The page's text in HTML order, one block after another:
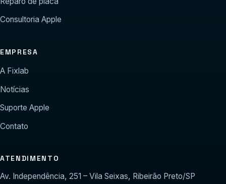
Consultoria Apple
EMPRESA
A Fixlab
Notícias
Suporte Apple
Contato
ATENDIMENTO
Av. Independência, 251 – Vila Seixas, Ribeirão Preto/SP